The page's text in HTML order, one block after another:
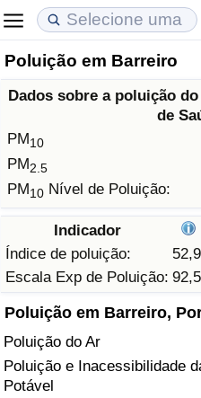
Poluição em Barreiro
Dados sobre a poluição
de
PM10
PM2.5
PM10 Nível de Poluição:
Indicador
Índice de poluição:
Escala Exp de Poluição:
Poluição em Barreiro,
Poluição do Ar
Poluição e Inacessibilidade
Potável
Custo de Vida
Indicador de Custo de Vida
Indicador de Custo de Vida
em Aqaba
Preços de Imóveis
Indicador de Preços de
Indicador de Preços de
Indicador de Preços de
Qualidade de Vida
Indicador de Qualidade de
Indicador de Qualidade de
Crime
Taxa do Indicador de Crime
Indicador de Crime
Índice de criminalidade por